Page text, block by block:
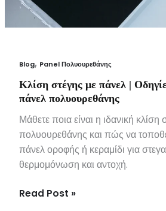
Blog, Panel Πολυουρεθάνης
Κλίση στέγης με πάνελ |
πάνελ πολυουρεθάνης
Μάθετε ποια είναι η ιδανική
πολυουρεθάνης και πώς να
πάνελ οροφής ή κεραμίδι για
θερμομόνωση και αντοχή.
Read Post »